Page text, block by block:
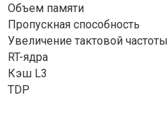
Объем памяти
Пропускная способность
Увеличение тактовой частоты
RT-ядра
Кэш L3
TDP